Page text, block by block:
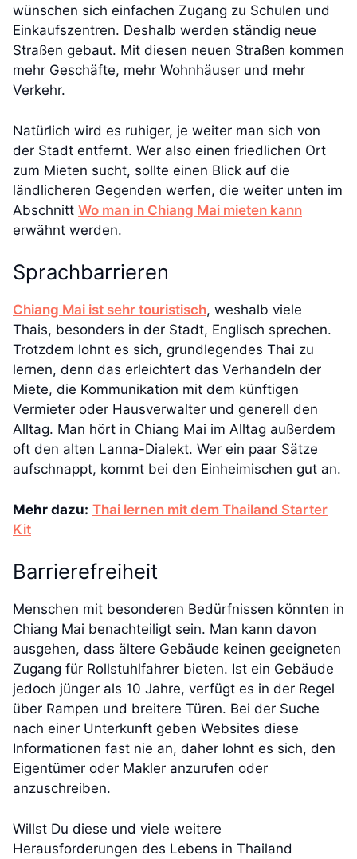
wünschen sich einfachen Zugang zu Schulen und
Einkaufszentren. Deshalb werden ständig neue
Straßen gebaut. Mit diesen neuen Straßen kommen
mehr Geschäfte, mehr Wohnhäuser und mehr
Verkehr.
Natürlich wird es ruhiger, je weiter man sich von
der Stadt entfernt. Wer also einen friedlichen Ort
zum Mieten sucht, sollte einen Blick auf die
ländlicheren Gegenden werfen, die weiter unten im
Abschnitt Wo man in Chiang Mai mieten kann
erwähnt werden.
Sprachbarrieren
Chiang Mai ist sehr touristisch, weshalb viele
Thais, besonders in der Stadt, Englisch sprechen.
Trotzdem lohnt es sich, grundlegendes Thai zu
lernen, denn das erleichtert das Verhandeln der
Miete, die Kommunikation mit dem künftigen
Vermieter oder Hausverwalter und generell den
Alltag. Man hört in Chiang Mai im Alltag außerdem
oft den alten Lanna-Dialekt. Wer ein paar Sätze
aufschnappt, kommt bei den Einheimischen gut an.
Mehr dazu: Thai lernen mit dem Thailand Starter
Kit
Barrierefreiheit
Menschen mit besonderen Bedürfnissen könnten in
Chiang Mai benachteiligt sein. Man kann davon
ausgehen, dass ältere Gebäude keinen geeigneten
Zugang für Rollstuhlfahrer bieten. Ist ein Gebäude
jedoch jünger als 10 Jahre, verfügt es in der Regel
über Rampen und breitere Türen. Bei der Suche
nach einer Unterkunft geben Websites diese
Informationen fast nie an, daher lohnt es sich, den
Eigentümer oder Makler anzurufen oder
anzuschreiben.
Willst Du diese und viele weitere
Herausforderungen des Lebens in Thailand